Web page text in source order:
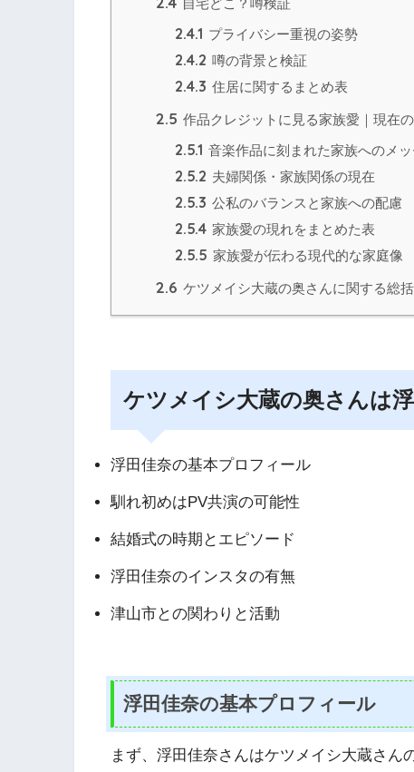
自宅どこ？噂検証
2.4.1 プライバシー重視の姿勢
2.4.2 噂の背景と検証
2.4.3 住居に関するまとめ表
2.5 作品クレジットに見る家族愛｜現在
2.5.1 音楽作品に刻まれた家族へのメ
2.5.2 夫婦関係・家族関係の現在
2.5.3 公私のバランスと家族への配慮
2.5.4 家族愛の現れをまとめた表
2.5.5 家族愛が伝わる現代的な家庭像
2.6 ケツメイシ大蔵の奥さんに関する総括
ケツメイシ大蔵の奥さんは
浮田佳奈の基本プロフィール
馴れ初めはPV共演の可能性
結婚式の時期とエピソード
浮田佳奈のインスタの有無
津山市との関わりと活動
浮田佳奈の基本プロフィール
まず、浮田佳奈さんはケツメイシ大蔵さん